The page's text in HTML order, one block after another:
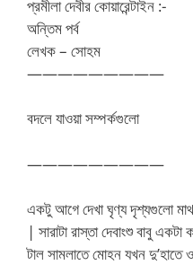
প্রমীলা দেবীর কোয়ারেন্টাইন :-
অন্তিম পর্ব
লেখক – সোহম
—————————
বদলে যাওয়া সম্পর্কগুলো
—————————
একটু আগে দেখা ঘৃণ্য দৃশ্যগুলো
| সারাটা রাস্তা দেবাংশু বাবু
টাল সামলাতে মোহন যখন